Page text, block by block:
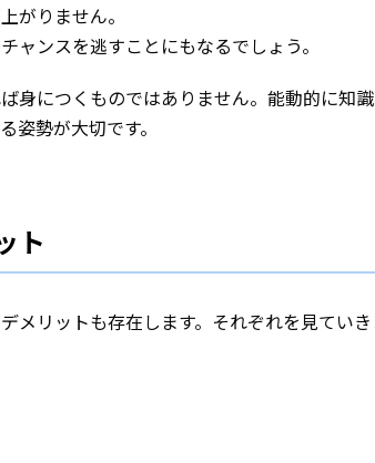
がりません。
ャンスを逃すことにもなるでしょう。
身につくものではありません。能動的に知
姿勢が大切です。
ト
メリットも存在します。それぞれを見ていき